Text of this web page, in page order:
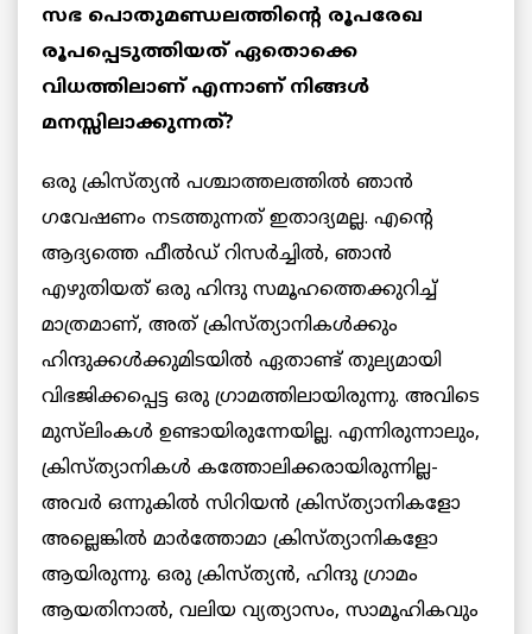
സഭ പൊതുമണ്ഡലത്തിന്റെ രൂപരേഖ
രൂപപ്പെടുത്തിയത് ഏതൊക്കെ
വിധത്തിലാണ് എന്നാണ് നിങ്ങൾ
മനസ്സിലാക്കുന്നത്?
ഒരു ക്രിസ്ത്യൻ പശ്ചാത്തലത്തിൽ ഞാൻ
ഗവേഷണം നടത്തുന്നത് ഇതാദ്യമല്ല. എന്റെ
ആദ്യത്തെ ഫീൽഡ് റിസർച്ചിൽ, ഞാൻ
എഴുതിയത് ഒരു ഹിന്ദു സമൂഹത്തെക്കുറിച്ച്
മാത്രമാണ്, അത് ക്രിസ്ത്യാനികൾക്കും
ഹിന്ദുക്കൾക്കുമിടയിൽ ഏതാണ്ട് തുല്യമായി
വിഭജിക്കപ്പെട്ട ഒരു ഗ്രാമത്തിലായിരുന്നു. അവിടെ
മുസ്‌ലിംകൾ ഉണ്ടായിരുന്നേയില്ല. എന്നിരുന്നാലും,
ക്രിസ്ത്യാനികൾ കത്തോലിക്കരായിരുന്നില്ല-
അവർ ഒന്നുകിൽ സിറിയൻ ക്രിസ്ത്യാനികളോ
അല്ലെങ്കിൽ മാർത്തോമാ ക്രിസ്ത്യാനികളോ
ആയിരുന്നു. ഒരു ക്രിസ്ത്യൻ, ഹിന്ദു ഗ്രാമം
ആയതിനാൽ, വലിയ വ്യത്യാസം, സാമൂഹികവും